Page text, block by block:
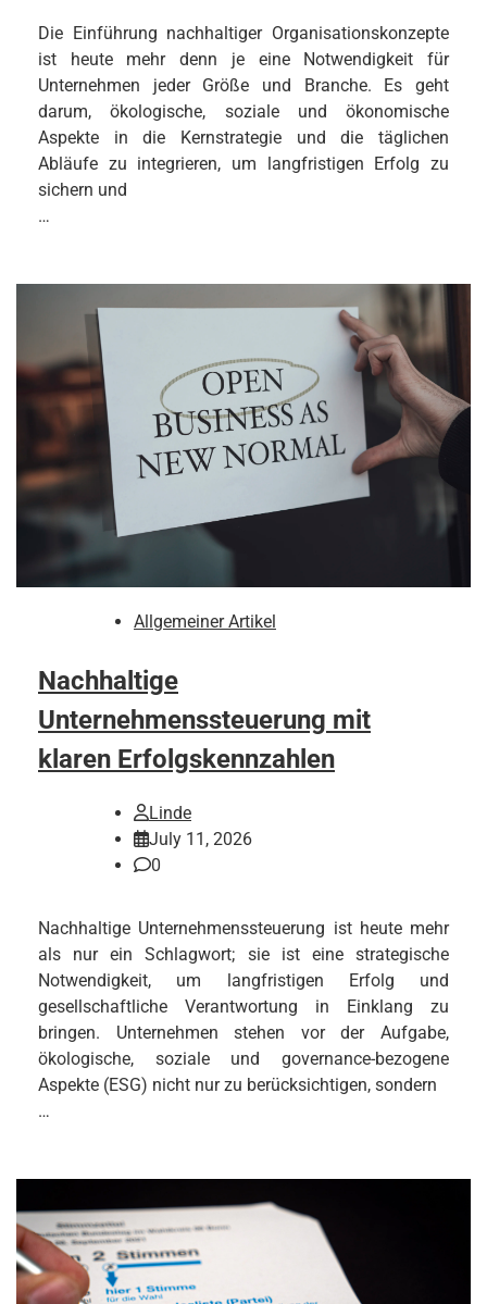
Die Einführung nachhaltiger Organisationskonzepte
ist heute mehr denn je eine Notwendigkeit für
Unternehmen jeder Größe und Branche. Es geht
darum, ökologische, soziale und ökonomische
Aspekte in die Kernstrategie und die täglichen
Abläufe zu integrieren, um langfristigen Erfolg zu
sichern und
…
Allgemeiner Artikel
Nachhaltige
Unternehmenssteuerung mit
klaren Erfolgskennzahlen
Linde
July 11, 2026
0
Nachhaltige Unternehmenssteuerung ist heute mehr
als nur ein Schlagwort; sie ist eine strategische
Notwendigkeit, um langfristigen Erfolg und
gesellschaftliche Verantwortung in Einklang zu
bringen. Unternehmen stehen vor der Aufgabe,
ökologische, soziale und governance-bezogene
Aspekte (ESG) nicht nur zu berücksichtigen, sondern
…